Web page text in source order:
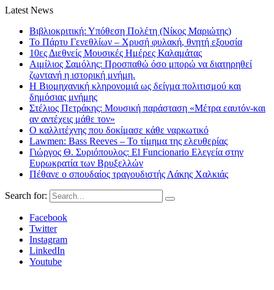
Latest News
Βιβλιοκριτική: Υπόθεση Πολέτη (Νίκος Μαριώτης)
Το Πάρτυ Γενεθλίων – Χρυσή φυλακή, θνητή εξουσία
10ες Διεθνείς Μουσικές Ημέρες Καλαμάτας
Αιμίλιος Σαμόλης: Προσπαθώ όσο μπορώ να διατηρηθεί
ζωντανή η ιστορική μνήμη.
Η Βιομηχανική κληρονομιά ως δείγμα πολιτισμού και
δημόσιας μνήμης
Στέλιος Πετράκης: Μουσική παράσταση «Μέτρα εαυτόν-και
αν αντέχεις μάθε τον»
Ο καλλιτέχνης που δοκίμασε κάθε ναρκωτικό
Lawmen: Bass Reeves – Το τίμημα της ελευθερίας
Γιώργος Θ. Συριόπουλος: El Funcionario Ελεγεία στην
Ευρωκρατία των Βρυξελλών
Πέθανε ο σπουδαίος τραγουδιστής Λάκης Χαλκιάς
Search for:
Facebook
Twitter
Instagram
LinkedIn
Youtube